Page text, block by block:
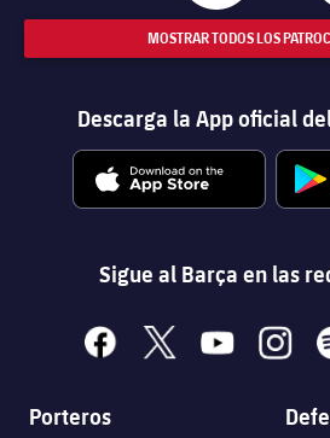
MOSTRAR TODOS LOS
Descarga la App oficial
Sigue al Barça en las
facebook
x youtube
Porteros